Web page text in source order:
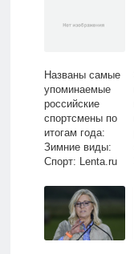
Названы самые
упоминаемые
российские
спортсмены по
итогам года:
Зимние виды:
Спорт: Lenta.ru